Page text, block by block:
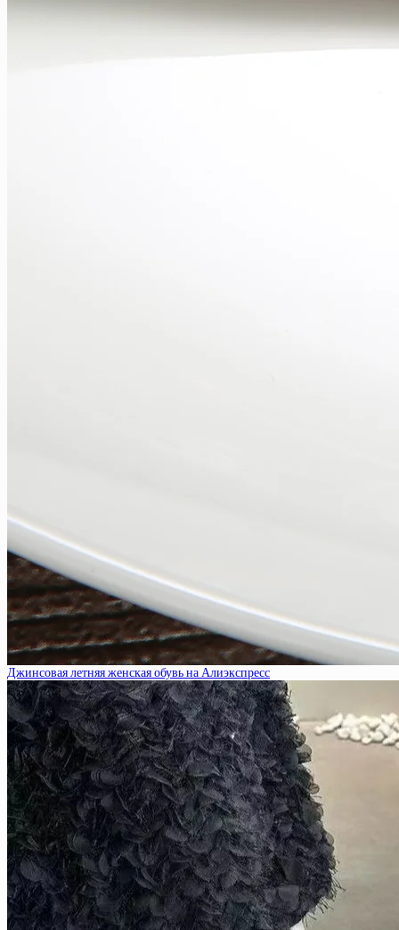
Джинсовая летняя женская обувь на Алиэкспресс